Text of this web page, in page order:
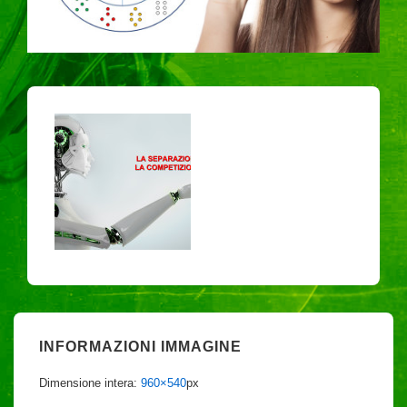
INFORMAZIONI IMMAGINE
Dimensione intera: 960×540px